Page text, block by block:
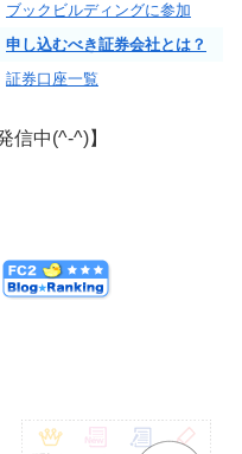
ブックビルディングに参加
申し込むべき証券会社とは？
証券口座一覧
信中(^-^)】